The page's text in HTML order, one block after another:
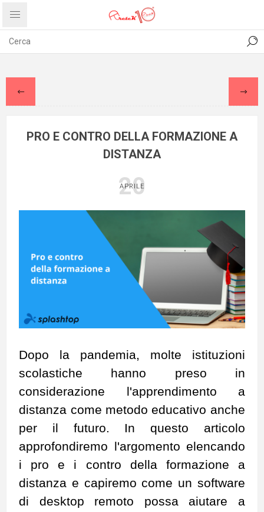
PRIVACY ABOUT US
PRO E CONTRO DELLA FORMAZIONE A
DISTANZA
20
APRILE
Dopo la pandemia, molte istituzioni
scolastiche hanno preso in
considerazione l'apprendimento a
distanza come metodo educativo anche
per il futuro. In questo articolo
approfondiremo l'argomento elencando
i pro e i contro della formazione a
distanza e capiremo come un software
di desktop remoto possa aiutare a